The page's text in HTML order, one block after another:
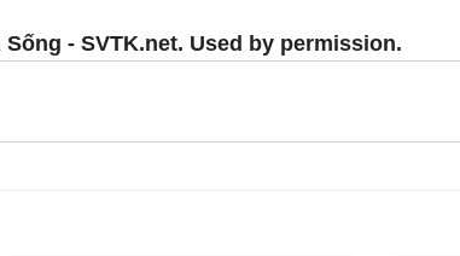
Sống - SVTK.net. Used by permission.